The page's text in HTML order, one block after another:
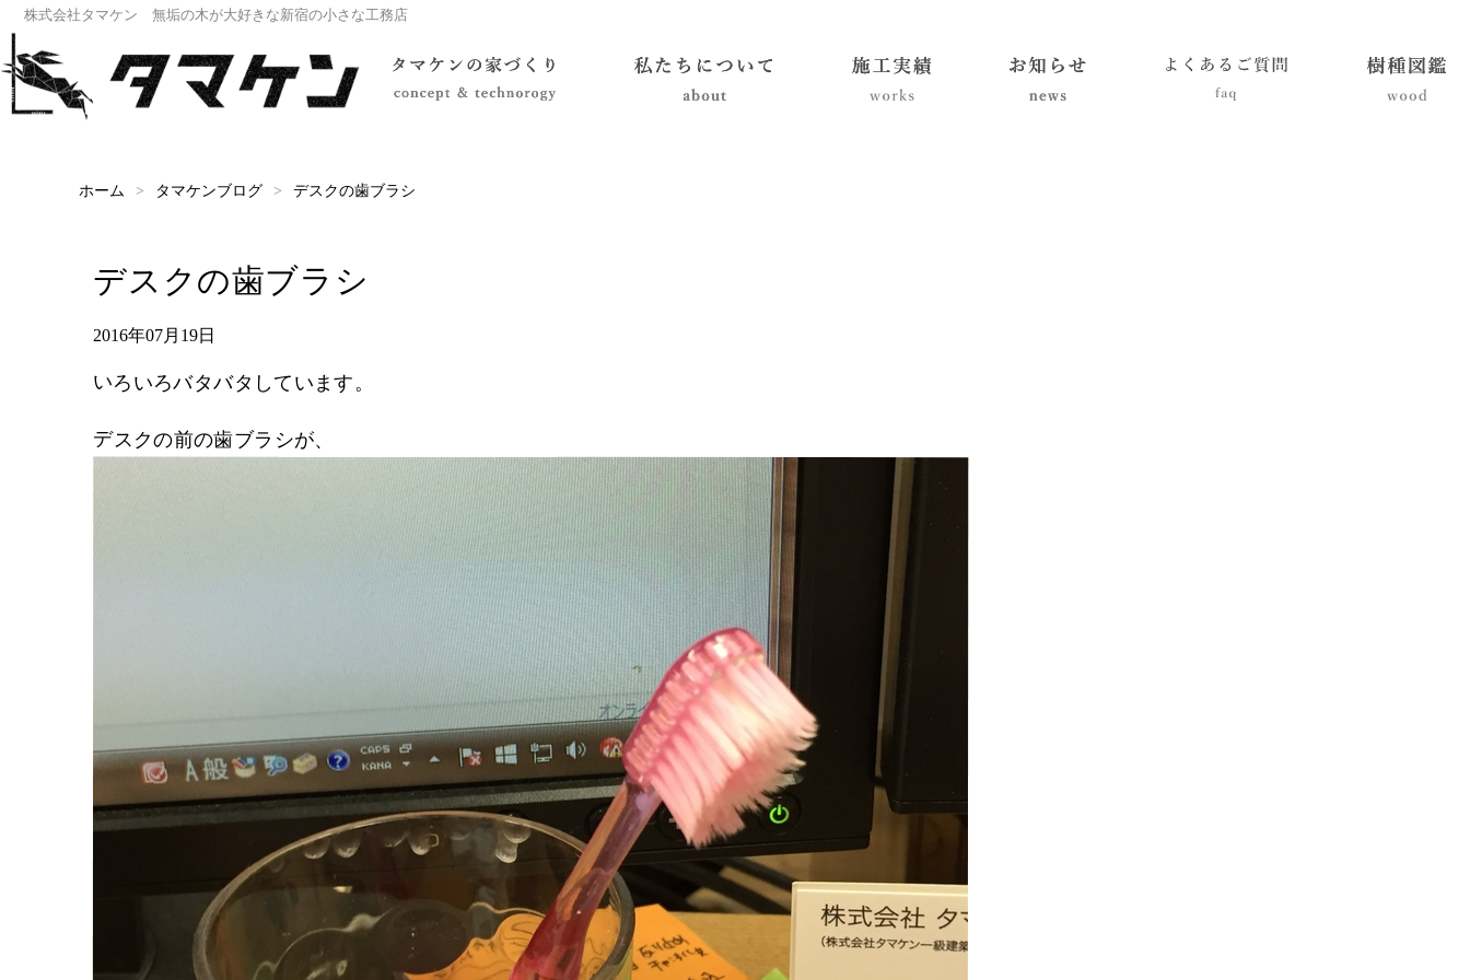
株式会社タマケン 無垢の木が大好きな新宿の小さな工務店
ホーム タマケンブログ デスクの歯ブラシ
デスクの歯ブラシ
2016年07月19日
いろいろバタバタしています。
デスクの前の歯ブラシが、